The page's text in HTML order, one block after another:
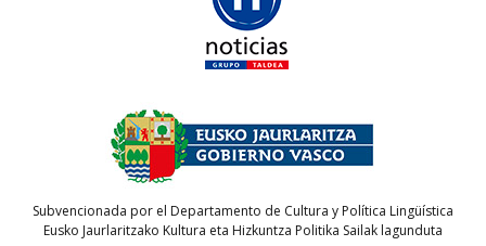
Subvencionada por el Departamento de Cultura y Política Lingüística
Eusko Jaurlaritzako Kultura eta Hizkuntza Politika Sailak lagunduta